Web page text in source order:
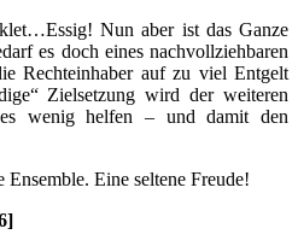
Nun aber ist das Ganze
es doch eines nachvollziehbaren
Rechteinhaber auf zu viel Entgelt
Zielsetzung wird der weiteren
wenig helfen – und damit den
Eine seltene Freude!